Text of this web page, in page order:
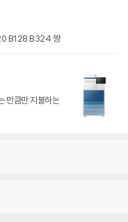
B128 B324 짱
만큼만 지불하는